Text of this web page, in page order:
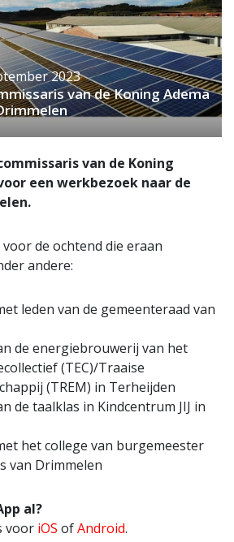
2023
van de Koning Adema
van de Koning
een werkbezoek naar de
de ochtend die eraan
andere:
leden van de gemeenteraad van
de energiebrouwerij van het
(TEC)/Traaise
(TREM) in Terheijden
de taalklas in Kindcentrum JIJ in
het college van burgemeester
van Drimmelen
al?
voor iOS ofAndroid.